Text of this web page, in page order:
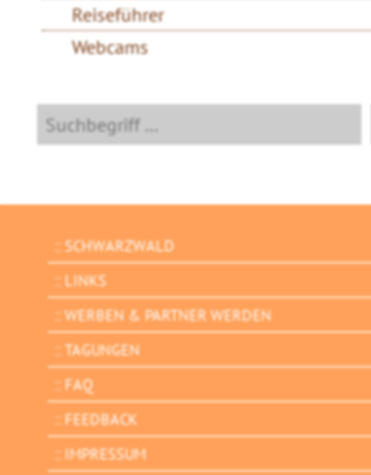
Reiseführer
Webcams
SCHWARZWALD
LINKS
WERBEN & PARTNER WERDEN
TAGUNGEN
FAQ
FEEDBACK
IMPRESSUM